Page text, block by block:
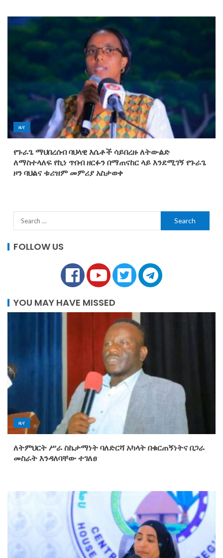
ዜና
የጉራጌ ማህበረሰብ ባህላዊ እሴቶች ሳይበረዙ ለትውልድ
ለማስተላለፍ የኪነ ጥበብ ዘርፉን በማጠናከር ላይ እንደሚገኝ የጉራጌ
ዞን ባህልና ቱሪዝም መምሪያ አስታወቀ
FOLLOW US
YOU MAY HAVE MISSED
ዜና
ለትምህርት ሥራ ስኬታማነት ባለድርሻ አካላት በቁርጠኝነትና በጋራ
መስራት እንዳለባቸው ተገለፀ